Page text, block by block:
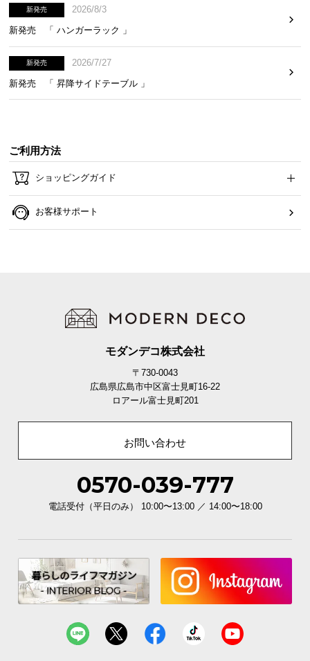
新発売
2026/8/3
新発売 「 ハンガーラック 」
新発売
2026/7/27
新発売 「 昇降サイドテーブル 」
ご利用方法
ショッピングガイド
お客様サポート
モダンデコ株式会社
〒730-0043
広島県広島市中区富士見町16-22
ロアール富士見町201
お問い合わせ
0570-039-777
電話受付（平日のみ） 10:00〜13:00 ／ 14:00〜18:00